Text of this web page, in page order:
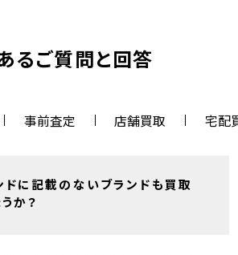
るご質問と回答
事前査定 店舗買取 宅配
ドに記載のないブランドも買取
か？